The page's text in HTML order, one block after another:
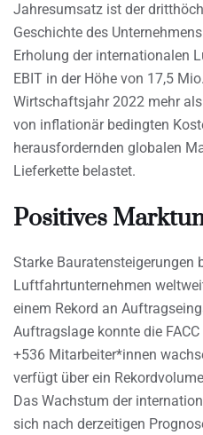
Jahresumsatz ist der
Geschichte des
Erholung der internationalen
EBIT in der Höhe von 17,5
Wirtschaftsjahr 2022 mehr
von inflationär bedingten
herausfordernden globalen
Lieferkette belastet.
Positives
Starke Bauratensteigerungen
Luftfahrtunternehmen
einem Rekord an
Auftragslage konnte die
+536 Mitarbeiter*innen
verfügt über ein
Das Wachstum der
sich nach derzeitigen